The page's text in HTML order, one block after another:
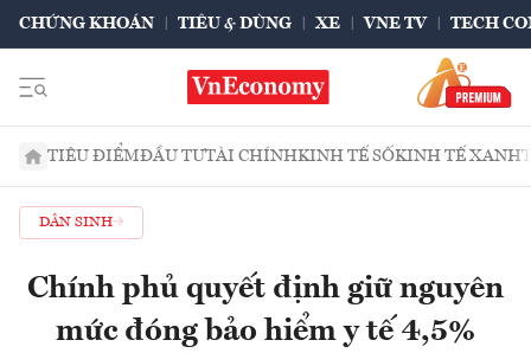
CHỨNG KHOÁN TIÊU & DÙNG XE VNE TV TECH
TIÊU ĐIỂMĐẦU TƯTÀI CHÍNHKINH TẾ SỐKINH TẾ XANH
DÂN SINH
Chính phủ quyết định giữ nguyên
mức đóng bảo hiểm y tế 4,5%